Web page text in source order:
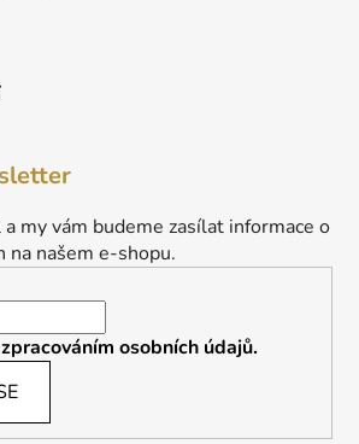
my vám budeme zasílat informace o
na našem e-shopu.
zpracováním osobních údajů.